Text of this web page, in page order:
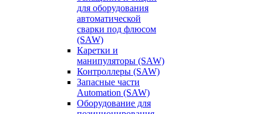
для оборудования
автоматической
сварки под флюсом
(SAW)
Каретки и
манипуляторы (SAW)
Контроллеры (SAW)
Запасные части
Automation (SAW)
Оборудование для